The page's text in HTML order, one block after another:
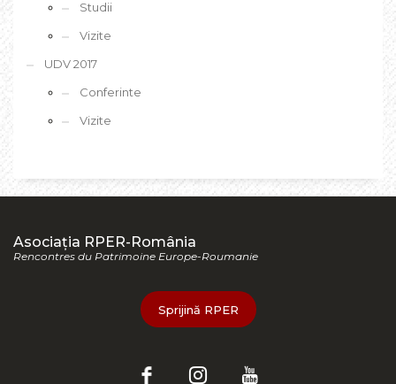
Studii
Vizite
UDV 2017
Conferinte
Vizite
Asociația RPER-România
Rencontres du Patrimoine Europe-Roumanie
Sprijină RPER